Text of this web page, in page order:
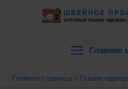
Menu
Главное
Главная страница » Пошив